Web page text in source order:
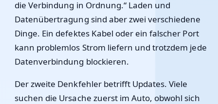
die Verbindung in Ordnung.“ Laden und
Datenübertragung sind aber zwei verschiedene
Dinge. Ein defektes Kabel oder ein falscher Port
kann problemlos Strom liefern und trotzdem jede
Datenverbindung blockieren.
Der zweite Denkfehler betrifft Updates. Viele
suchen die Ursache zuerst im Auto, obwohl sich